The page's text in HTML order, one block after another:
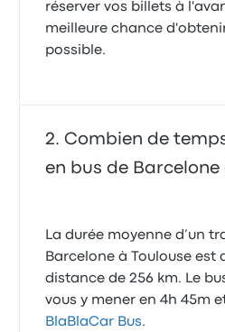
longues. La température
et l’atmosphère était calme.
5.0 sur 5 étoiles
Leonore L.
réserver vos billets à
meilleure chance
possible.
Combien de
en bus de Barcelone
La durée moyenne d’un
Barcelone à Toulouse est
distance de 256 km. Le
vous y mener en 4h 45m
BlaBlaCar Bus.